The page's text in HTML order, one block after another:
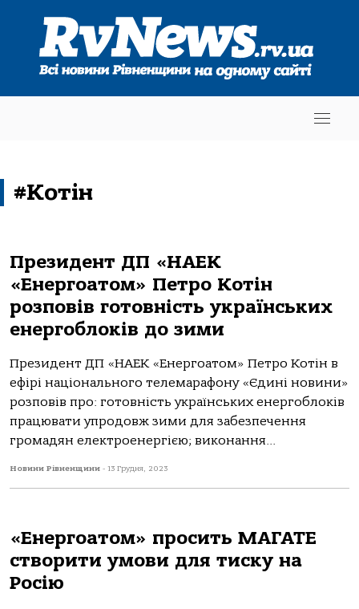
#Котін
Президент ДП «НАЕК
«Енергоатом» Петро Котін
розповів готовність українських
енергоблоків до зими
Президент ДП «НАЕК «Енергоатом» Петро Котін в
ефірі національного телемарафону «Єдині новини»
розповів про: готовність українських енергоблоків
працювати упродовж зими для забезпечення
громадян електроенергією; виконання...
Новини Рівненщини - 13 Грудня, 2023
«Енергоатом» просить МАГАТЕ
створити умови для тиску на
Росію